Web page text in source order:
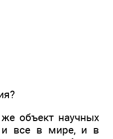
объект научных
и все в мире, и в